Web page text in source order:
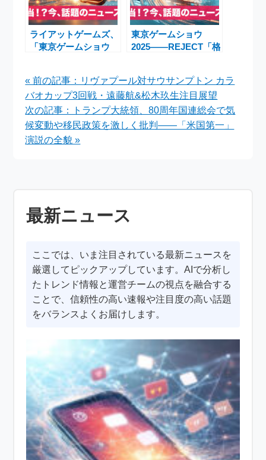
ライアットゲームズ、
「東京ゲームショウ
遊体験＆人気タイトル
イベント満載
東京ゲームショウ
2025――REJECT「格
配信など話題満載
« 前の記事：リヴァプール対サウサンプトン カラ
バオカップ3回戦・遠藤航&松木玖生注目展望
次の記事：トランプ大統領、80周年国連総会で気
候変動や移民政策を激しく批判――「米国第一」
演説の全貌 »
最新ニュース
ここでは、いま注目されている最新ニュースを
厳選してピックアップしています。AIで分析し
たトレンド情報と運営チームの視点を融合する
ことで、信頼性の高い速報や注目度の高い話題
をバランスよくお届けします。